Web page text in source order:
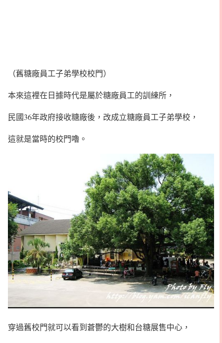
（舊糖廠員工子弟學校校門）
本來這裡在日據時代是屬於糖廠員工的訓練所，
民國36年政府接收糖廠後，改成立糖廠員工子弟學校，
這就是當時的校門嚕。
穿過舊校門就可以看到蒼鬱的大樹和台糖展售中心，